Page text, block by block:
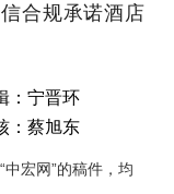
合规承诺酒店
：宁晋环
：蔡旭东
中宏网”的稿件，均